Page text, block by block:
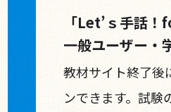
「Let’ｓ手話！
一般ユーザー・
教材サイト終了後
ンできます。試験